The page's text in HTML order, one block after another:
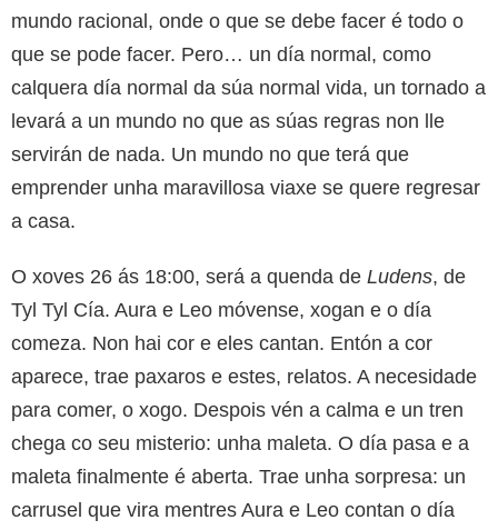
mundo racional, onde o que se debe facer é todo o
que se pode facer. Pero… un día normal, como
calquera día normal da súa normal vida, un tornado a
levará a un mundo no que as súas regras non lle
servirán de nada. Un mundo no que terá que
emprender unha maravillosa viaxe se quere regresar
a casa.
O xoves 26 ás 18:00, será a quenda de Ludens, de
Tyl Tyl Cía. Aura e Leo móvense, xogan e o día
comeza. Non hai cor e eles cantan. Entón a cor
aparece, trae paxaros e estes, relatos. A necesidade
para comer, o xogo. Despois vén a calma e un tren
chega co seu misterio: unha maleta. O día pasa e a
maleta finalmente é aberta. Trae unha sorpresa: un
carrusel que vira mentres Aura e Leo contan o día